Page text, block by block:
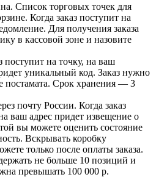
Список торговых точек для
Когда заказ поступит на
Для получения заказа
в кассовой зоне и назовите
поступит на точку, на ваш
уникальный код. Заказ нужно
постамата. Срок хранения — 3
почту России. Когда заказ
ваш адрес придет извещение о
вы можете оценить состояние
Вскрывать коробку
только после оплаты заказа.
не больше 10 позиций и
превышать 100 000 р.